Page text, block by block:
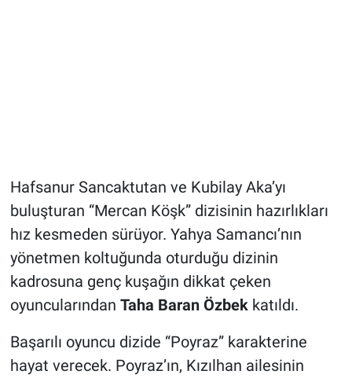
Hafsanur Sancaktutan ve Kubilay Aka’yı
buluşturan “Mercan Köşk” dizisinin hazırlıkları
hız kesmeden sürüyor. Yahya Samancı’nın
yönetmen koltuğunda oturduğu dizinin
kadrosuna genç kuşağın dikkat çeken
oyuncularından Taha Baran Özbekkatıldı.
Başarılı oyuncu dizide “Poyraz” karakterine
hayat verecek. Poyraz’ın, Kızılhan ailesinin